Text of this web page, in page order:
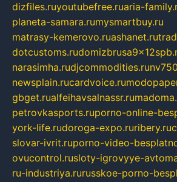
dizfiles.ruyoutubefree.ruaria-
planeta-samara.rumysmartbuy.ru
matrasy-kemerovo.ruashanet.ru
dotcustoms.ru
narasimha.rudjcommodities.ru
newsplain.rucardvoice.ru
gbget.rualfeihavsalnassr.ru
petrovkasports.ruporno-online-
york-life.rudoroga-expo.ruribery.ru
slovar-ivrit.ruporno-video-
ovucontrol.rusloty-igrovyye-
ru-industriya.rurusskoe-porno-